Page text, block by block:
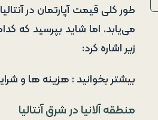
می‌یابد. اما شاید بپرسید که
زیر اشاره کرد:
بیشتر بخوانید : هزینه ها و
منطقه آلانیا در شرق آنتالیا